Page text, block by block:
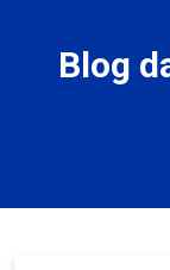
Blog